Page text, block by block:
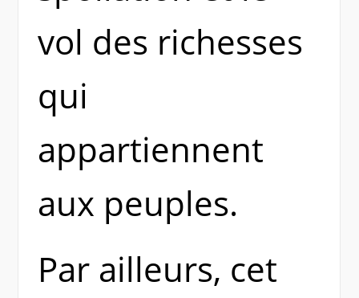
vol des richesses
qui
appartiennent
aux peuples.
Par ailleurs, cet